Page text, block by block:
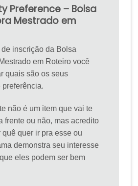
Preference – Bolsa
Mestrado em
inscrição da Bolsa
em Roteiro você
quais são os seus
preferência.
não é um item que vai te
frente ou não, mas acredito
quer ir pra esse ou
demonstra seu interesse
eles podem ser bem